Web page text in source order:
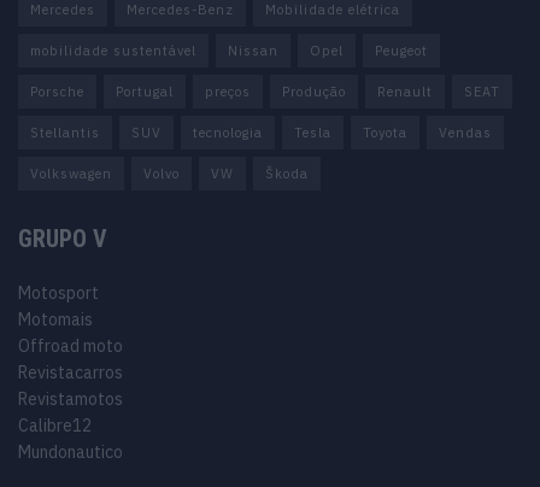
Mercedes Mercedes-Benz Mobilidade elétrica
mobilidade sustentável Nissan Opel Peugeot
Porsche Portugal preços Produção Renault SEAT
Stellantis SUV tecnologia Tesla Toyota Vendas
Volkswagen Volvo VW Škoda
GRUPO V
Motosport
Motomais
Offroad moto
Revistacarros
Revistamotos
Calibre12
Mundonautico